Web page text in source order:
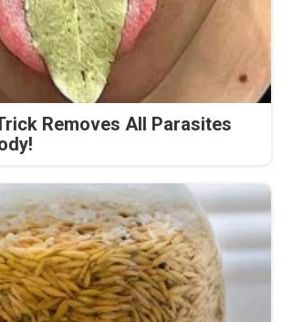
Removes All Parasites